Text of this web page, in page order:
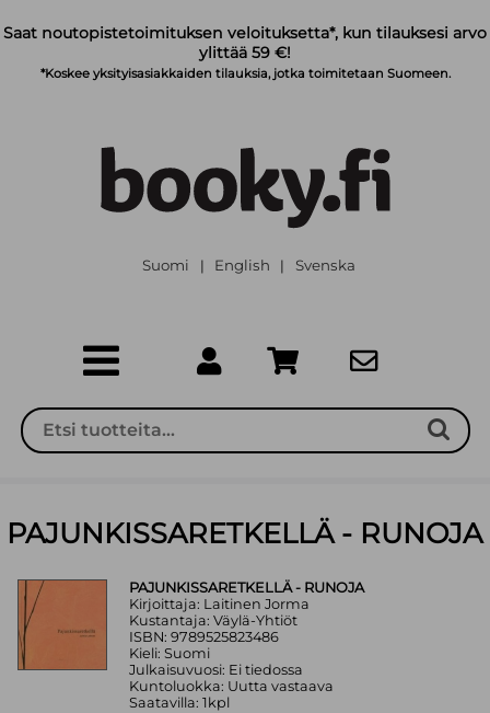
Saat noutopistetoimituksen veloituksetta*, kun tilauksesi arvo
ylittää 59 €!
*Koskee yksityisasiakkaiden tilauksia, jotka toimitetaan Suomeen.
Suomi | English | Svenska
PAJUNKISSARETKELLÄ - RUNOJA
PAJUNKISSARETKELLÄ - RUNOJA
Kirjoittaja: Laitinen Jorma
Kustantaja: Väylä-Yhtiöt
ISBN: 9789525823486
Kieli: Suomi
Julkaisuvuosi: Ei tiedossa
Kuntoluokka: Uutta vastaava
Saatavilla: 1kpl